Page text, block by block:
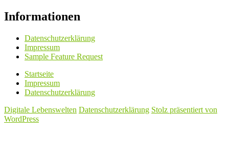
Informationen
Datenschutzerklärung
Impressum
Sample Feature Request
Startseite
Impressum
Datenschutzerklärung
Digitale Lebenswelten Datenschutzerklärung Stolz präsentiert von
WordPress